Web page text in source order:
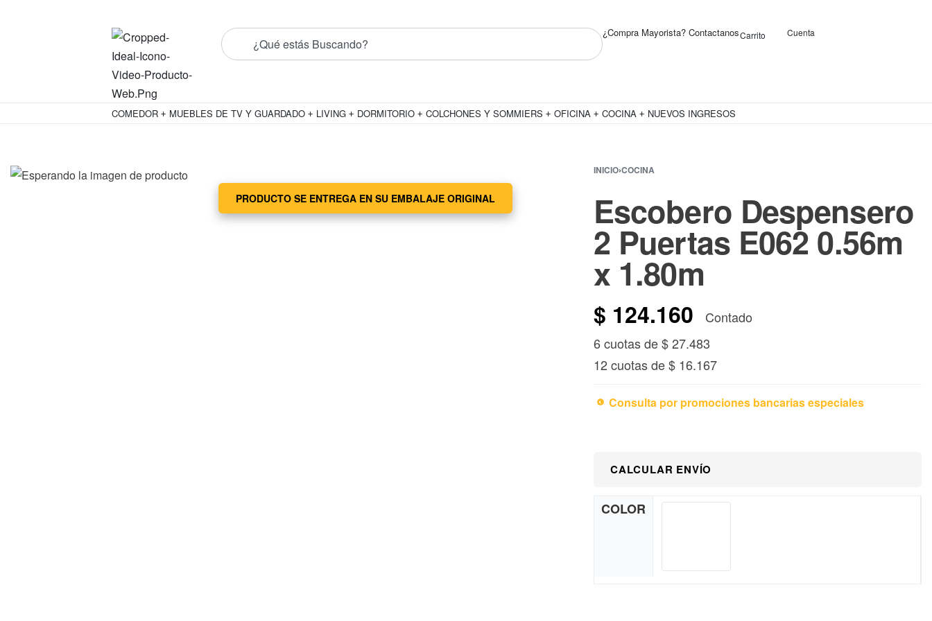
¿Compra Mayorista? ContactanosCarrito Cuenta
COMEDOR MUEBLES DE TV Y GUARDADO LIVING DORMITORIO COLCHONES Y SOMMIERS OFICINA COCINA NUEVOS INGRESOS
PRODUCTO SE ENTREGA EN SU EMBALAJE ORIGINAL
INICIO›COCINA
Escobero Despensero
2 Puertas E062 0.56m
x 1.80m
$ 124.160
Contado
6 cuotas de$27.483
12 cuotas de$16.167
Consulta por promociones bancarias especiales
CALCULAR ENVÍO
COLOR